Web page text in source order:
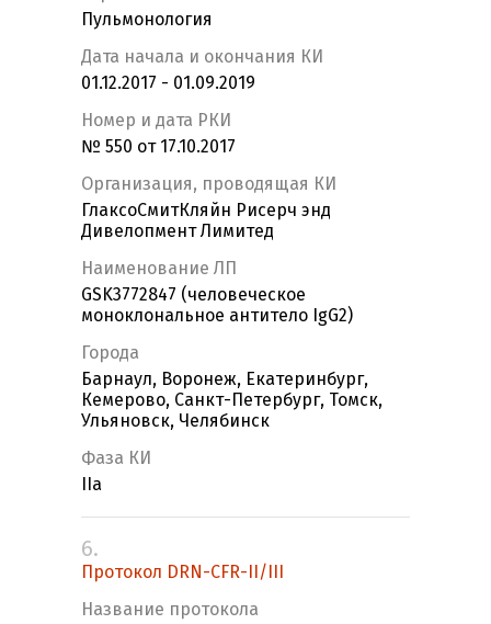
Пульмонология
Дата начала и окончания КИ
01.12.2017 - 01.09.2019
Номер и дата РКИ
№ 550 от 17.10.2017
Организация, проводящая КИ
ГлаксоСмитКляйн Рисерч энд
Дивелопмент Лимитед
Наименование ЛП
GSK3772847 (человеческое
моноклональное антитело IgG2)
Города
Барнаул, Воронеж, Екатеринбург,
Кемерово, Санкт-Петербург, Томск,
Ульяновск, Челябинск
Фаза КИ
IIa
6.
Протокол DRN-CFR-II/III
Название протокола